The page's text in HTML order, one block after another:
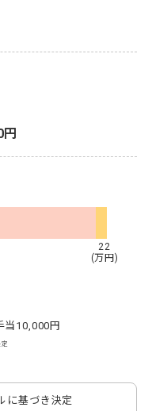
22
(万円)
当 10,000円
に基づき決定